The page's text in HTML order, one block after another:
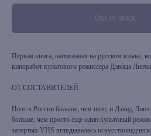
Out of stock
Первая книга, написанная на русском языке,
киноработ культового режиссера Дэвида
ОТ СОСТАВИТЕЛЕЙ
Поэт в России больше, чем поэт, и Дэвид
больше, чем просто еще один культовый
затертых VHS вглядывалась